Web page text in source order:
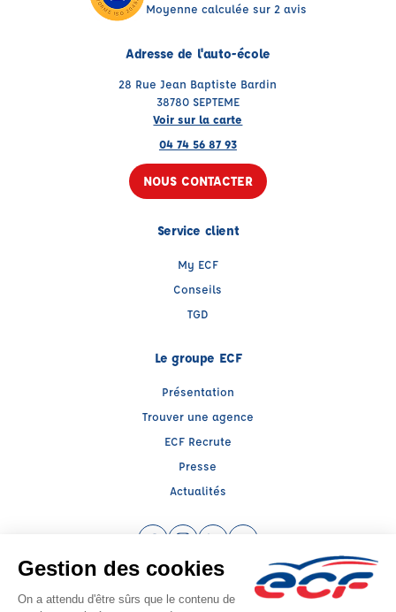
Moyenne calculée sur 2 avis
Adresse de l'auto-école
28 Rue Jean Baptiste Bardin
38780 SEPTEME
Voir sur la carte
04 74 56 87 93
NOUS CONTACTER
Service client
My ECF
Conseils
TGD
Le groupe ECF
Présentation
Trouver une agence
ECF Recrute
Presse
Actualités
Facebook (nouvelle fenêtre)
Instagram (nouvelle fenêtre)
LinkedIn (nouvelle fenêtre)
YouTube (nouvelle
Raison sociale : ENT GIRAULT YANIC - Capital social: 0€
SIREN: 452648256 - Numéro de TVA intracommunautaire: FR 70 452648256